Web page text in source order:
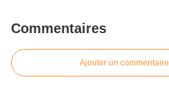
Commentaires
Ajouter un commentaire